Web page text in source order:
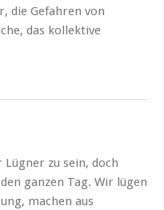
die Gefahren von
das kollektive
zu sein, doch
ganzen Tag. Wir lügen
machen aus